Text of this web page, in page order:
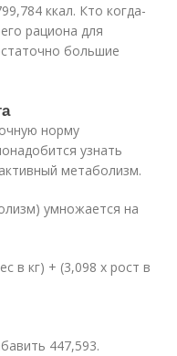
ккал. Кто когда-
рациона для
большие
норму
узнать
метаболизм.
умножается на
в кг) + (3,098 х рост в
447,593.